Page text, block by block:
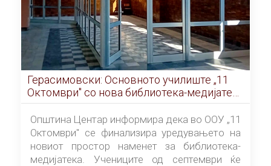
Герасимовски: Основното училиште „11
Октомври" со нова библиотека-медијатека
од септември
Општина Центар информира дека во ООУ „11
Октомври" се финализира уредувањето на
новиот простор наменет за библиотека-
медијатека. Учениците од септември ќе